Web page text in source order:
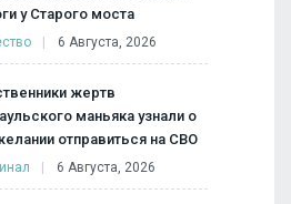
у Старого моста
6 Августа, 2026
жертв
маньяка узнали о
отправиться на СВО
6 Августа, 2026